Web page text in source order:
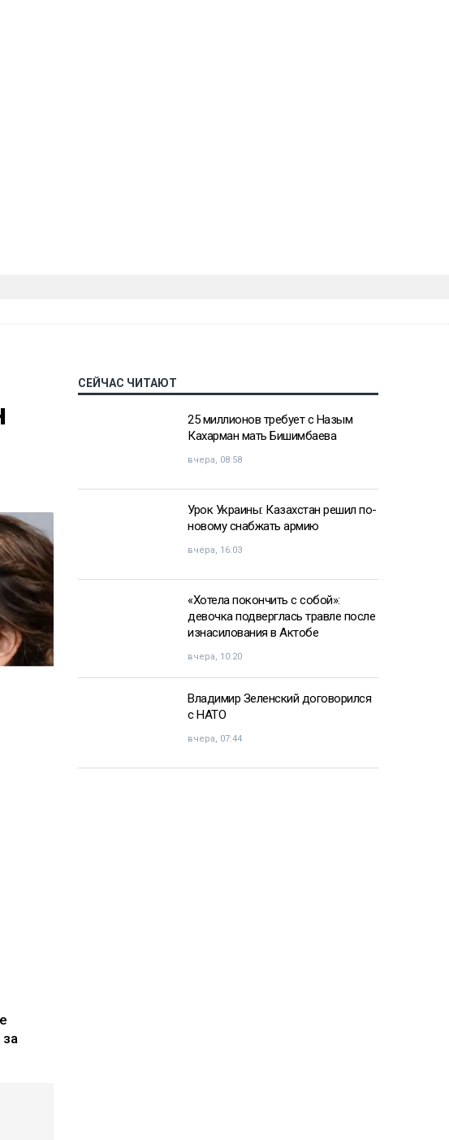
СЕЙЧАС ЧИТАЮТ
25 миллионов требует с Назым
Кахарман мать Бишимбаева
вчера, 08:58
Урок Украины: Казахстан решил по-
новому снабжать армию
вчера, 16:03
«Хотела покончить с собой»:
девочка подверглась травле после
изнасилования в Актобе
вчера, 10:20
Владимир Зеленский договорился
с НАТО
вчера, 07:44